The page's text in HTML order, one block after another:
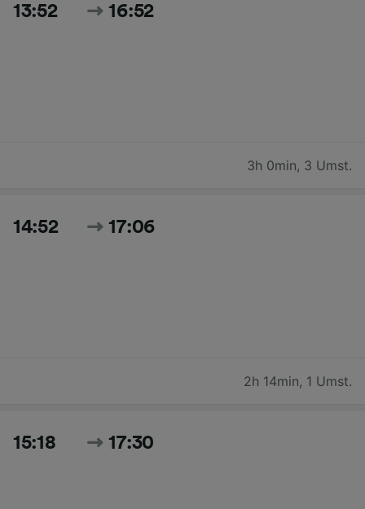
13:52 16:52
3h 0min, 3 Umst.
14:52 17:06
2h 14min, 1 Umst.
15:18 17:30